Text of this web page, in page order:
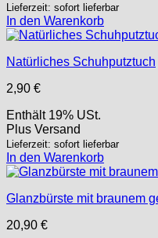
Lieferzeit: sofort lieferbar
In den Warenkorb
Natürliches Schuhputztuch
2,90 €
Enthält 19% USt.
Plus Versand
Lieferzeit: sofort lieferbar
In den Warenkorb
Glanzbürste mit braunem
20,90 €